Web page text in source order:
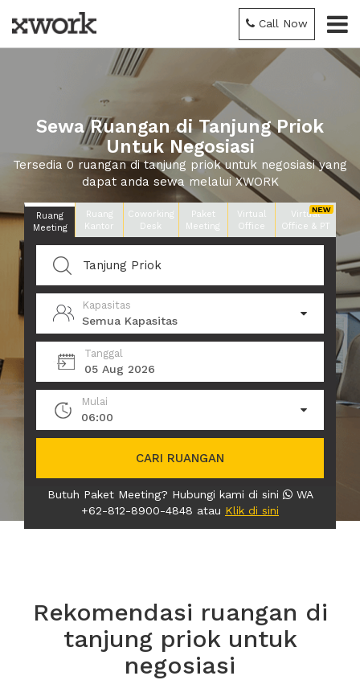
Call Now
Sewa Ruangan di Tanjung Priok
Untuk Negosiasi
Tersedia 0 ruangan di tanjung priok untuk negosiasi yang
dapat anda sewa melalui XWORK
Ruang
Meeting
Ruang
Kantor
Coworking
Desk
Paket
Meeting
Virtual
Office
Virtual
Office & PT
Kapasitas
Semua Kapasitas
Tanggal
05 Aug 2026
Mulai
06:00
CARI RUANGAN
Butuh Paket Meeting? Hubungi kami di sini
WA
+62-812-8900-4848 atau Klik di sini
Rekomendasi ruangan di
tanjung priok untuk
negosiasi